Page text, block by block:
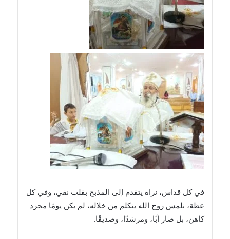
في كل قداس، نراه يتقدم إلى المذبح بقلب نقي، وفي كل
عظة، نلمس روح الله يتكلم من خلاله، لم يكن يومًا مجرد
كاهن، بل صار أبًا، ومرشدًا، وصديقًا.